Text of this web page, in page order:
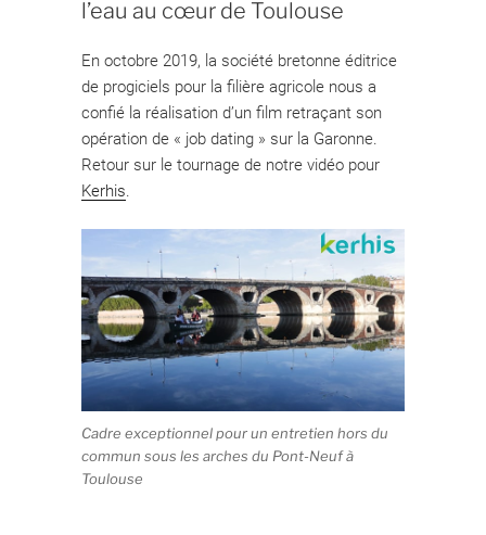
l’eau au cœur de Toulouse
En octobre 2019, la société bretonne éditrice
de progiciels pour la filière agricole nous a
confié la réalisation d’un film retraçant son
opération de « job dating » sur la Garonne.
Retour sur le tournage de notre vidéo pour
Kerhis.
Cadre exceptionnel pour un entretien hors du
commun sous les arches du Pont-Neuf à
Toulouse